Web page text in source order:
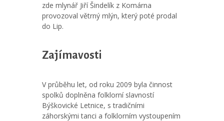
zde mlynář Jiří Šindelík z Komárna
provozoval větrný mlýn, který poté prodal
do Lip.
Zajímavosti
V průběhu let, od roku 2009 byla činnost
spolků doplněna folklorní slavností
Býškovické Letnice, s tradičními
záhorskými tanci a folklorním vystoupením